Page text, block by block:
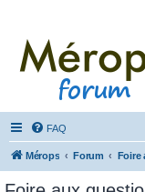
FAQ
Mérops Forum Foire